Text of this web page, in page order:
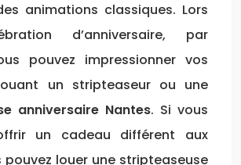
animations classiques. Lors
d’anniversaire, par
pouvez impressionner vos
un stripteaseur ou une
anniversaire Nantes. Si vous
un cadeau différent aux
pouvez louer une stripteaseuse